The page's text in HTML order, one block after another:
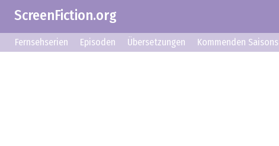
ScreenFiction.org
Fernsehserien Episoden Übersetzungen Kommenden Saisons